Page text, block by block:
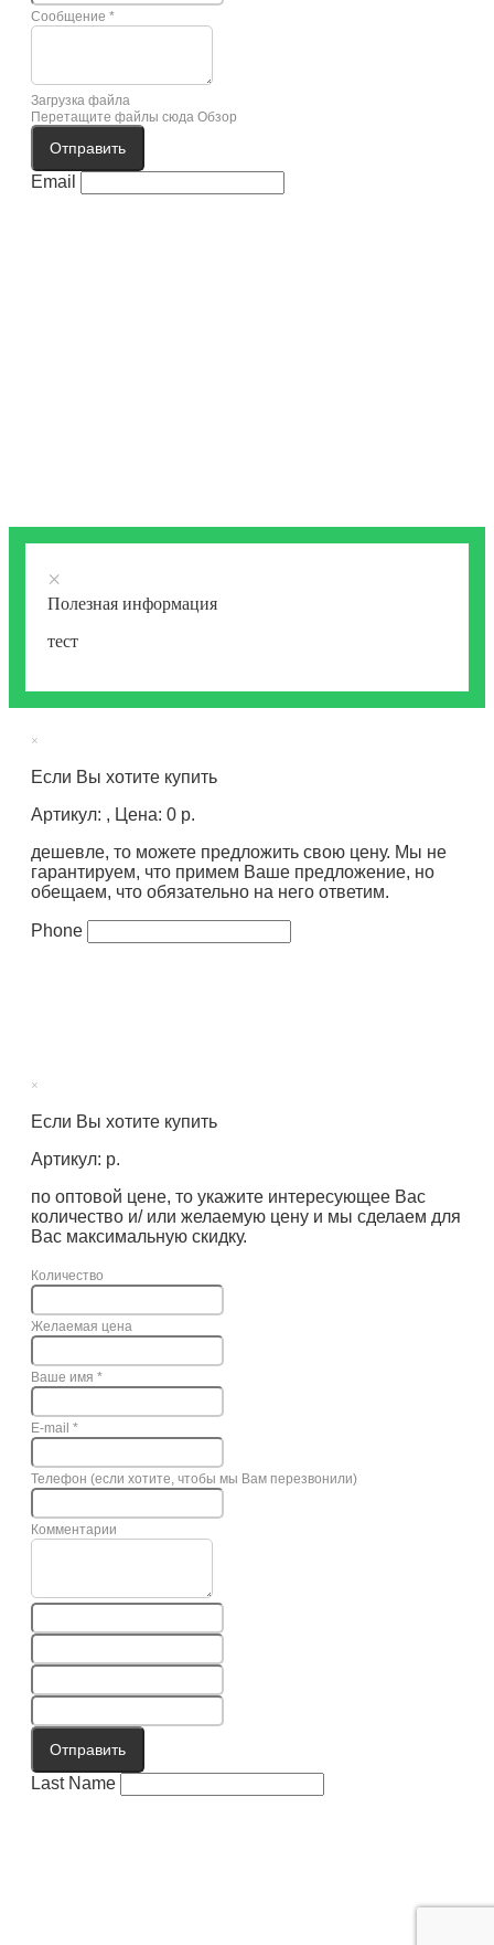
Сообщение *
Загрузка файла
Перетащите файлы сюда Обзор
Отправить
Email
×
Полезная информация
тест
×
Если Вы хотите купить
Артикул: , Цена: 0 р.
дешевле, то можете предложить свою цену. Мы не
гарантируем, что примем Ваше предложение, но
обещаем, что обязательно на него ответим.
Phone
×
Если Вы хотите купить
Артикул: р.
по оптовой цене, то укажите интересующее Вас
количество и/ или желаемую цену и мы сделаем для
Вас максимальную скидку.
Количество
Желаемая цена
Ваше имя *
E-mail *
Телефон (если хотите, чтобы мы Вам перезвонили)
Комментарии
Отправить
Last Name